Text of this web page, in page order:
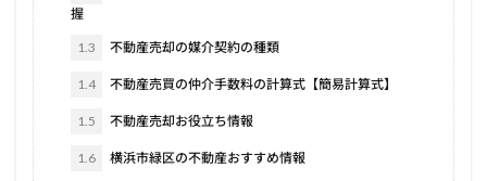
握
1.3 不動産売却の媒介契約の種類
1.4 不動産売買の仲介手数料の計算式【簡易計算式】
1.5 不動産売却お役立ち情報
1.6 横浜市緑区の不動産おすすめ情報